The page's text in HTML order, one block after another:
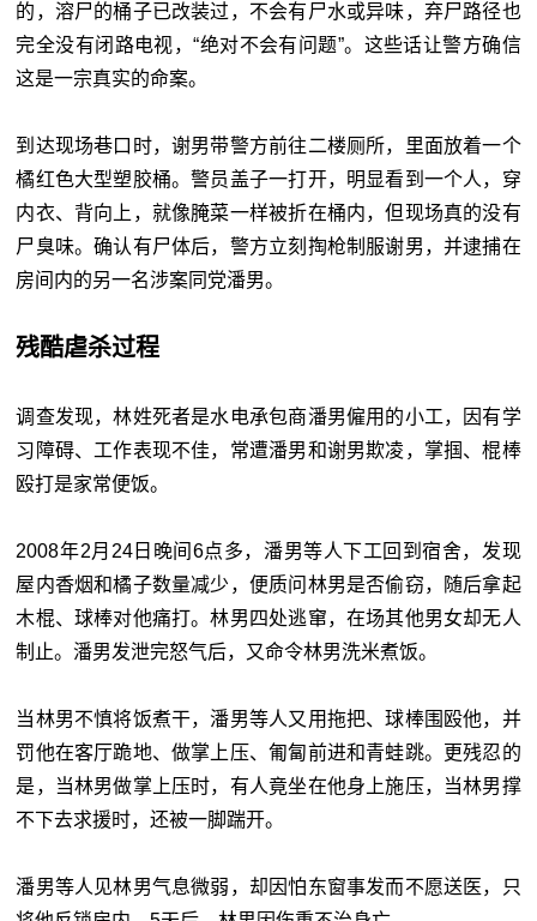
的，溶尸的桶子已改装过，不会有尸水或异味，弃尸路径也
完全没有闭路电视，“绝对不会有问题”。这些话让警方确信
这是一宗真实的命案。
到达现场巷口时，谢男带警方前往二楼厕所，里面放着一个
橘红色大型塑胶桶。警员盖子一打开，明显看到一个人，穿
内衣、背向上，就像腌菜一样被折在桶内，但现场真的没有
尸臭味。确认有尸体后，警方立刻掏枪制服谢男，并逮捕在
房间内的另一名涉案同党潘男。
残酷虐杀过程
调查发现，林姓死者是水电承包商潘男僱用的小工，因有学
习障碍、工作表现不佳，常遭潘男和谢男欺凌，掌掴、棍棒
殴打是家常便饭。
2008年2月24日晚间6点多，潘男等人下工回到宿舍，发现
屋内香烟和橘子数量减少，便质问林男是否偷窃，随后拿起
木棍、球棒对他痛打。林男四处逃窜，在场其他男女却无人
制止。潘男发泄完怒气后，又命令林男洗米煮饭。
当林男不慎将饭煮干，潘男等人又用拖把、球棒围殴他，并
罚他在客厅跪地、做掌上压、匍匐前进和青蛙跳。更残忍的
是，当林男做掌上压时，有人竟坐在他身上施压，当林男撑
不下去求援时，还被一脚踹开。
潘男等人见林男气息微弱，却因怕东窗事发而不愿送医，只